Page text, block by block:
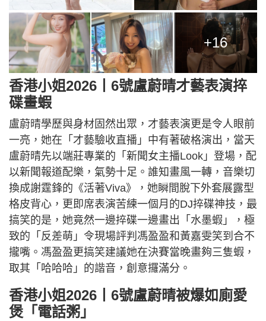
+16
香港小姐2026丨6號盧蔚晴才藝表演捽
碟畫蝦
盧蔚晴學歷與身材固然出眾，才藝表演更是令人眼前
一亮，她在「才藝驗收直播」中有著破格演出，當天
盧蔚晴先以端莊專業的「新聞女主播Look」登場，配
以新聞報道配樂，氣勢十足。誰知畫風一轉，音樂切
換成謝霆鋒的《活著Viva》，她瞬間脫下外套展露型
格皮背心，更即席表演苦練一個月的DJ捽碟神技，最
搞笑的是，她竟然一邊捽碟一邊畫出「水墨蝦」，極
致的「反差萌」令現場評判馮盈盈和黃嘉雯笑到合不
攏嘴。馮盈盈更搞笑建議她在決賽當晚畫夠三隻蝦，
取其「哈哈哈」的諧音，創意攞滿分。
香港小姐2026丨6號盧蔚晴被爆如廁愛
煲「電話粥」